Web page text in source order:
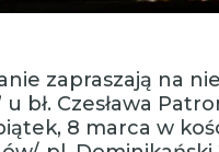
zapraszają na
u bł. Czesława
8 marca w